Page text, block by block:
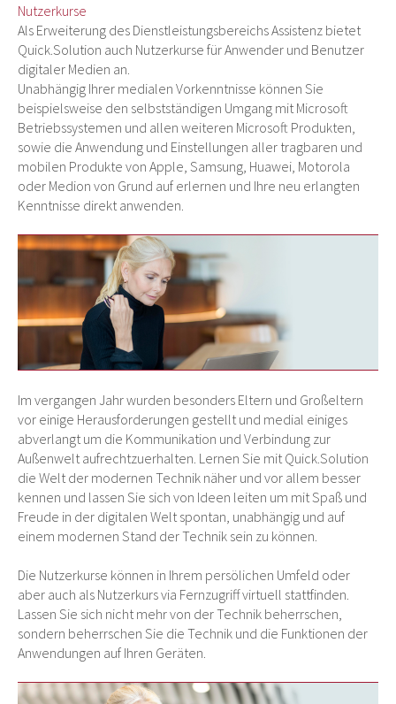
Nutzerkurse
Als Erweiterung des Dienstleistungsbereichs Assistenz bietet
Quick.Solution auch Nutzerkurse für Anwender und Benutzer
digitaler Medien an.
Unabhängig Ihrer medialen Vorkenntnisse können Sie
beispielsweise den selbstständigen Umgang mit Microsoft
Betriebssystemen und allen weiteren Microsoft Produkten,
sowie die Anwendung und Einstellungen aller tragbaren und
mobilen Produkte von Apple, Samsung, Huawei, Motorola
oder Medion von Grund auf erlernen und Ihre neu erlangten
Kenntnisse direkt anwenden.
Im vergangen Jahr wurden besonders Eltern und Großeltern
vor einige Herausforderungen gestellt und medial einiges
abverlangt um die Kommunikation und Verbindung zur
Außenwelt aufrechtzuerhalten. Lernen Sie mit Quick.Solution
die Welt der modernen Technik näher und vor allem besser
kennen und lassen Sie sich von Ideen leiten um mit Spaß und
Freude in der digitalen Welt spontan, unabhängig und auf
einem modernen Stand der Technik sein zu können.
Die Nutzerkurse können in Ihrem persölichen Umfeld oder
aber auch als Nutzerkurs via Fernzugriff virtuell stattfinden.
Lassen Sie sich nicht mehr von der Technik beherrschen,
sondern beherrschen Sie die Technik und die Funktionen der
Anwendungen auf Ihren Geräten.